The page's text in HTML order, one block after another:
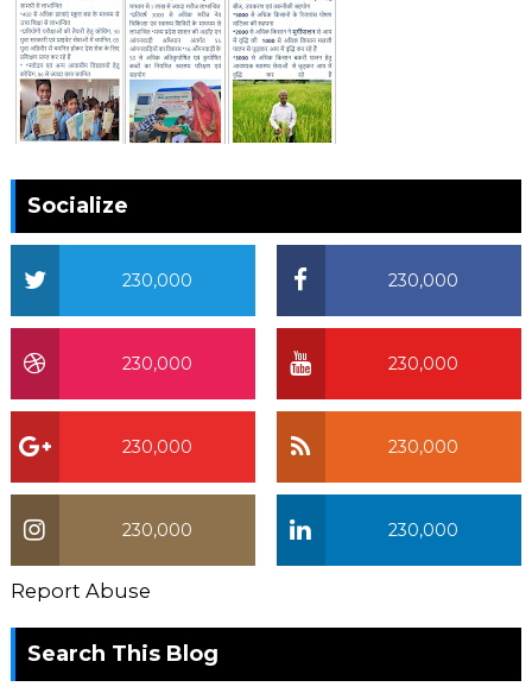
Socialize
230,000
230,000
230,000
230,000
230,000
230,000
230,000
230,000
Report Abuse
Search This Blog